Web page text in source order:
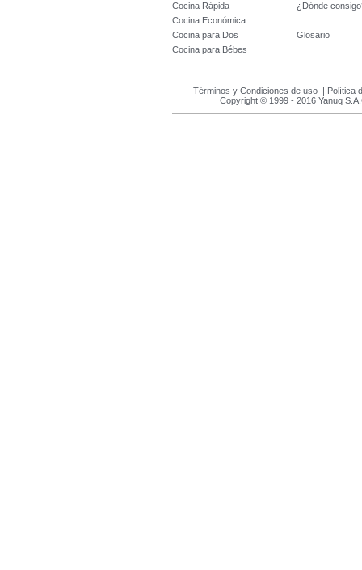
Cocina Rápida
¿Dónde
Cocina Económica
Cocina para Dos
Glosario
Cocina para Bébes
Términos y Condiciones de uso| Política
Copyright © 1999 - 2016 Yanuq